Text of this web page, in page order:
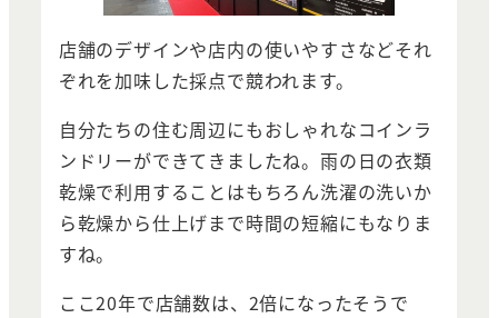
店舗のデザインや店内の使いやすさなどそれ
ぞれを加味した採点で競われます。
自分たちの住む周辺にもおしゃれなコインラ
ンドリーができてきましたね。雨の日の衣類
乾燥で利用することはもちろん洗濯の洗いか
ら乾燥から仕上げまで時間の短縮にもなりま
すね。
ここ20年で店舗数は、2倍になったそうで